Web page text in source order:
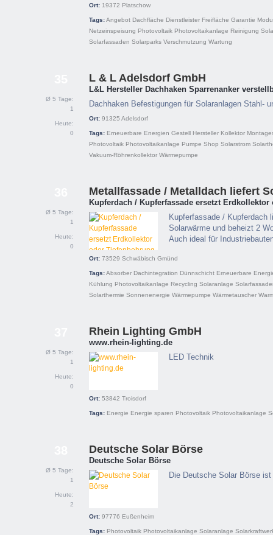
Ort: 19372 Platschow
Tags:Angebot Dachfläche Dienstleister Freifläche Garantie
Netzeinspeisung Photovoltaik Photovoltaikanlage Reinigung
Solarfassaden Solarparks Verschmutzung Wartung
Ø 5 Tage:
1
Heute:
0
L & L Adelsdorf GmbH
L&L Hersteller Dachhaken Sparrenanker
Dachhaken Befestigungen für Solaranlagen Stahl-
Ort: 91325 Adelsdorf
Tags: Erneuerbare Energien Gestell Hersteller Kollektor
Photovoltaik Photovoltaikanlage Pumpe Shop Solarstrom
Vakuum-Röhrenkollektor Wärmepumpe
Ø 5 Tage:
1
Heute:
0
Metallfassade / Metalldach liefert
Kupferdach / Kupferfassade ersetzt
Kupferfassade / Kupferdach
Solarwärme und beheizt 2
Auch ideal für
Ort: 73529 Schwäbisch Gmünd
Tags:Absorber Dachintegration Dünnschicht Erneuerbare
Kühlung Photovoltaikanlage Recycling Solaranlage
Solarthermie Sonnenenergie Wärmepumpe Wärmetauscher
Ø 5 Tage:
1
Heute:
0
Rhein Lighting GmbH
www.rhein-lighting.de
LED Technik
Ort: 53842 Troisdorf
Tags: Energie Energie sparen Photovoltaik Photovoltaikanlage
Ø 5 Tage:
1
Heute:
2
Deutsche Solar Börse
Deutsche Solar Börse
Die Deutsche Solar Börse
Ort: 97776 Eußenheim
Tags: Photovoltaik Photovoltaikanlage Solaranlage